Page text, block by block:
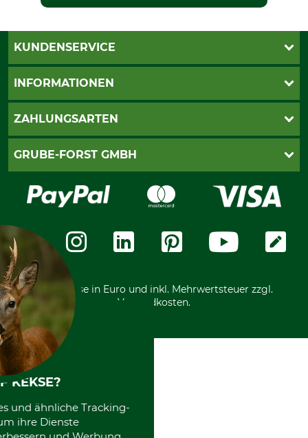
KUNDENSERVICE
Katalogbestellung
INFORMATIONEN
AGB
Widerrufsformular
Zahlungsarten
ZAHLUNGSARTEN
PayPal
Rechnung
Vorkasse
GRUBE-FORST GMBH
Karriere
Über uns
Community
International
*Alle Preise in Euro und inkl. Mehrwertsteuer zzgl.
Versandkosten.
KEKSE?
und ähnliche Tracking-
ihre Dienste